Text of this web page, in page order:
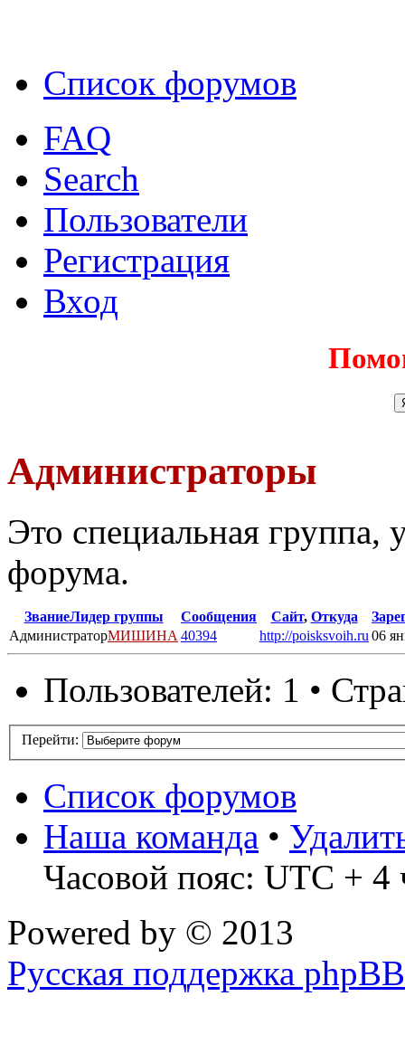
Список форумов
FAQ
Search
Пользователи
Регистрация
Вход
Администраторы
Это специальная группа,
форума.
ЗваниеЛидер группы Сообщения Сайт, Откуда
АдминистраторМИШИНА 40394 http://poisksvoih.ru 06
Пользователей: 1 •
Перейти:
Список форумов
Наша команда •
Часовой пояс: UTC + 4
Powered by © 2013
Русская поддержка phpBB